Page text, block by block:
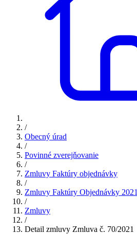
/
Obecný úrad
/
Povinné zverejňovanie
/
Zmluvy Faktúry objednávky
/
Zmluvy Faktúry Objednávky 2021
/
Zmluvy
/
Detail zmluvy Zmluva č. 70/2021